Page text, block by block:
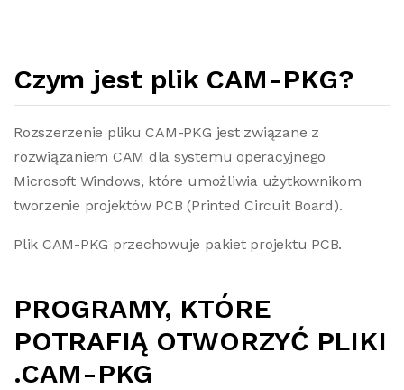
Czym jest plik CAM-PKG?
Rozszerzenie pliku CAM-PKG jest związane z
rozwiązaniem CAM dla systemu operacyjnego
Microsoft Windows, które umożliwia użytkownikom
tworzenie projektów PCB (Printed Circuit Board).
Plik CAM-PKG przechowuje pakiet projektu PCB.
PROGRAMY, KTÓRE
POTRAFIĄ OTWORZYĆ PLIKI
.CAM-PKG